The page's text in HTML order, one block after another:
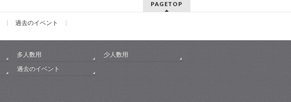
PAGETOP
過去のイベント
多人数用
少人数用
過去のイベント